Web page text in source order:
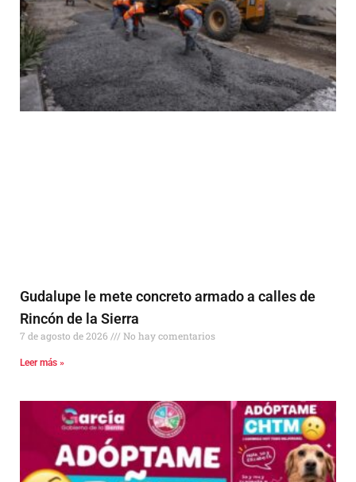
Gudalupe le mete concreto armado a calles de
Rincón de la Sierra
7 de agosto de 2026 No hay comentarios
Leer más »